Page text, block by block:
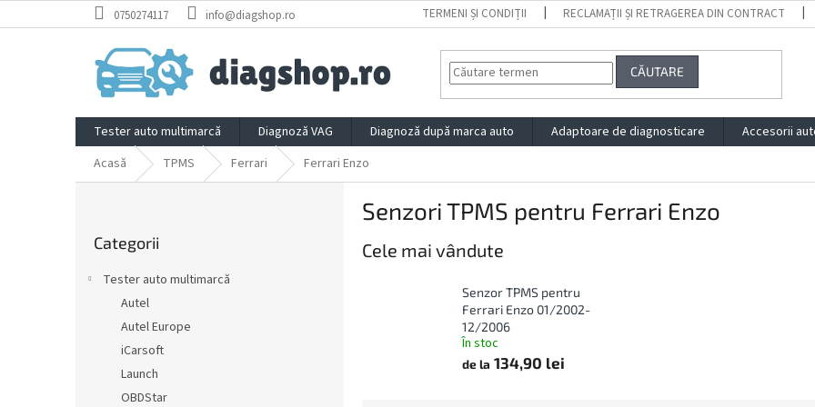
la
0750274117 info@diagshop.ro TERMENI ȘI CONDIȚII RECLAMAȚII ȘI RETRAGEREA DIN CONTRACT
CĂUTARE
Tester auto multimarcă Diagnoză VAG Diagnoză după marca auto Adaptoare de diagnosticare Accesorii
Acasă
TPMS Ferrari Ferrari Enzo
peste
Categorii
Tester auto multimarcă
Autel
Autel Europe
iCarsoft
Launch
OBDStar
Senzori TPMS pentru Ferrari Enzo
Cele mai vândute
Senzor TPMS pentru
Ferrari Enzo 01/2002-
12/2006
În stoc
de la 134,90 lei